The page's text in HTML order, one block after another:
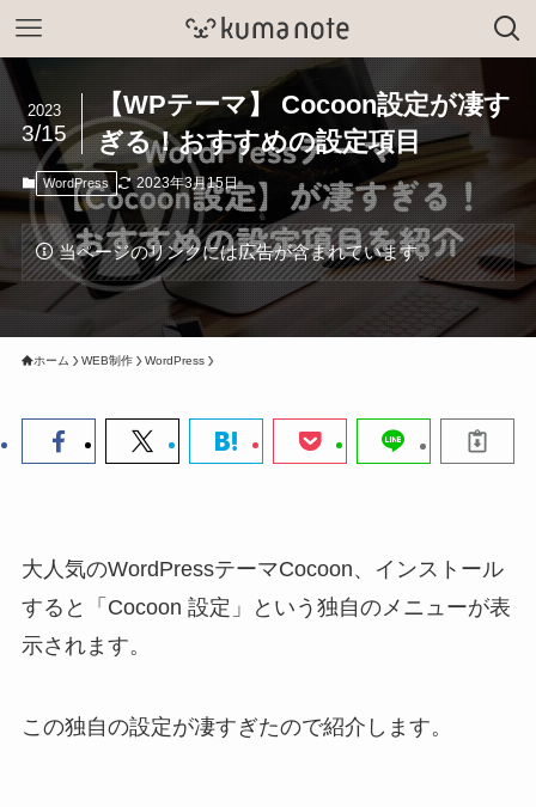
【WPテーマ】 Cocoon設定が凄す
ぎる！おすすめの設定項目
2023
3/15
WordPress 2023年3月15日
当ページのリンクには広告が含まれています。
ホーム WEB制作 WordPress
大人気のWordPressテーマCocoon、インストール
すると「Cocoon 設定」という独自のメニューが表
示されます。
この独自の設定が凄すぎたので紹介します。